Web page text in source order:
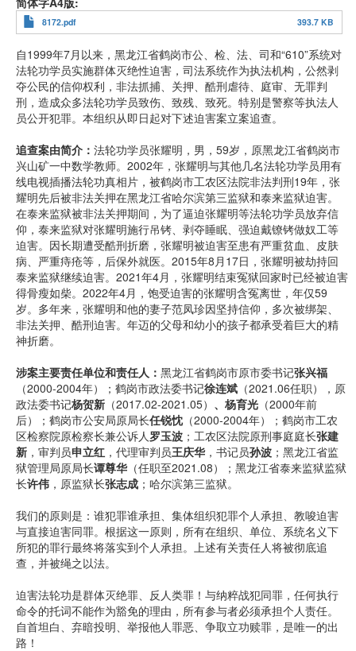
8172.pdf 393.7 KB
自1999年7月以来，黑龙江省鹤岗市公、检、法、司和“610”系统对
法轮功学员实施群体灭绝性迫害，司法系统作为执法机构，公然剥
夺公民的信仰权利，非法抓捕、关押、酷刑虐待、庭审、无罪判
刑，造成众多法轮功学员致伤、致残、致死。特别是警察等执法人
员公开犯罪。本组织从即日起对下述迫害案立案追查。
追查案由简介： 法轮功学员张耀明，男，59岁，原黑龙江省鹤岗市
兴山矿一中数学教师。2002年，张耀明与其他几名法轮功学员用有
线电视插播法轮功真相片，被鹤岗市工农区法院非法判刑19年，张
耀明先后被非法关押在黑龙江省哈尔滨第三监狱和泰来监狱迫害。
在泰来监狱被非法关押期间，为了逼迫张耀明等法轮功学员放弃信
仰，泰来监狱对张耀明施行吊铐、剥夺睡眠、强迫戴镣铐做奴工等
迫害。因长期遭受酷刑折磨，张耀明被迫害至患有严重贫血、皮肤
病、严重痔疮等，后保外就医。2015年8月17日，张耀明被劫持回
泰来监狱继续迫害。2021年4月，张耀明结束冤狱回家时已经被迫害
得骨瘦如柴。2022年4月，饱受迫害的张耀明含冤离世，年仅59
岁。多年来，张耀明和他的妻子范凤珍因坚持信仰，多次被绑架、
非法关押、酷刑迫害。年迈的父母和幼小的孩子都承受着巨大的精
神折磨。
涉案主要责任单位和责任人： 黑龙江省鹤岗市原市委书记张兴福
（2000-2004年）；鹤岗市政法委书记徐连斌 （2021.06任职），原
政法委书记杨贺新 （2017.02-2021.05） 、 杨育光 （2000年前
后）；鹤岗市公安局原局长任锐忱（2000-2004年）；鹤岗市工农
区检察院原检察长兼公诉人罗玉波 ；工农区法院原刑事庭庭长张建
新 ，审判员申立红 ，代理审判员王庆华，书记员孙波 ；黑龙江省监
狱管理局原局长谭尊华（任职至2021.08）；黑龙江省泰来监狱监狱
长许伟 ，原监狱长张志成 ；哈尔滨第三监狱。
我们的原则是：谁犯罪谁承担、集体组织犯罪个人承担、教唆迫害
与直接迫害同罪。根据这一原则，所有在组织、单位、系统名义下
所犯的罪行最终将落实到个人承担。上述有关责任人将被彻底追
查，并被绳之以法。
迫害法轮功是群体灭绝罪、反人类罪！与纳粹战犯同罪，任何执行
命令的托词不能作为豁免的理由，所有参与者必须承担个人责任。
自首坦白、弃暗投明、举报他人罪恶、争取立功赎罪，是唯一的出
路！